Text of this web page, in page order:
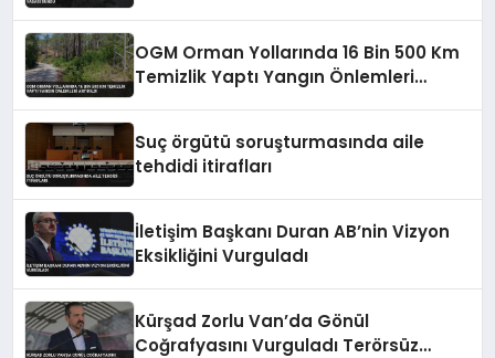
OGM Orman Yollarında 16 Bin 500 Km
Temizlik Yaptı Yangın Önlemleri
Suç örgütü soruşturmasında aile
tehdidi itirafları
İletişim Başkanı Duran AB’nin Vizyon
Eksikliğini Vurguladı
Kürşad Zorlu Van’da Gönül
Coğrafyasını Vurguladı Terörsüz